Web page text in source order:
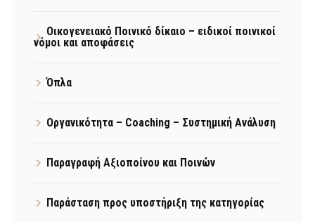
Οικογενειακό Ποινικό δίκαιο – ειδικοί ποινικοί
νόμοι και αποφάσεις
Όπλα
Οργανικότητα – Coaching – Συστημική Ανάλυση
Παραγραφή Αξιοποίνου και Ποινών
Παράσταση προς υποστήριξη της κατηγορίας